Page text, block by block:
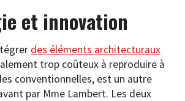
et innovation
des éléments architecturaux
trop coûteux à reproduire à
conventionnelles, est un autre
par Mme Lambert. Les deux